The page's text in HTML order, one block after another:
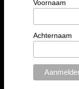
Voornaam
Achternaam